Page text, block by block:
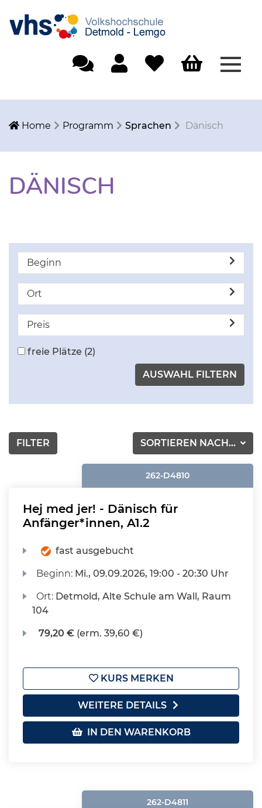
Home Programm Sprachen Dänisch
DÄNISCH
Beginn
Ort
Preis
freie Plätze (2)
SORTIEREN NACH...
FILTER
262-D4810
Hej med jer! - Dänisch für
Anfänger*innen, A1.2
fast ausgebucht
Beginn: Mi., 09.09.2026, 19:00 - 20:30 Uhr
Ort: Detmold, Alte Schule am Wall, Raum
104
79,20 € (erm. 39,60 €)
KURS MERKEN
WEITERE DETAILS
IN DEN WARENKORB
262-D4811